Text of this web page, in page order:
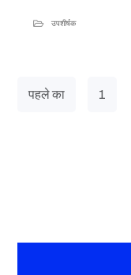
उपशीर्षक
पहले का 1